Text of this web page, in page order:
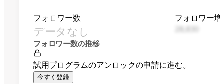
フォロワー数
データなし
フォロワー
フォロワー数の推移
試用プログラムのアンロックの申請に進む。
今すぐ登録